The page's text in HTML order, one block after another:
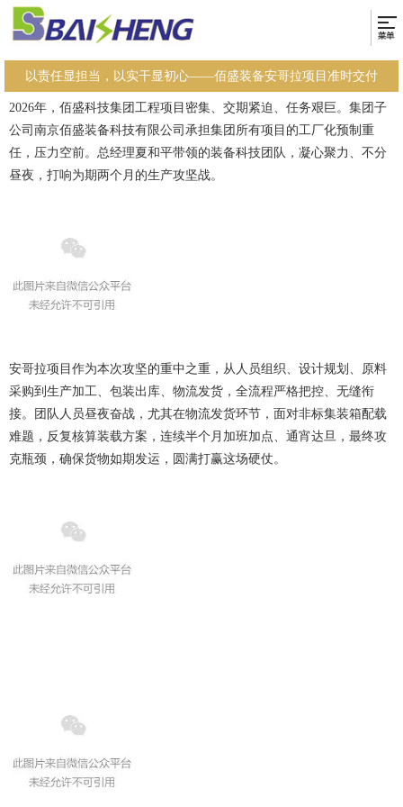
以责任显担当，以实干显初心——佰盛装备安哥拉项目准时交付
2026年，佰盛科技集团工程项目密集、交期紧迫、任务艰巨。集团子
公司南京佰盛装备科技有限公司承担集团所有项目的工厂化预制重
任，压力空前。总经理夏和平带领的装备科技团队，凝心聚力、不分
昼夜，打响为期两个月的生产攻坚战。
安哥拉项目作为本次攻坚的重中之重，从人员组织、设计规划、原料
采购到生产加工、包装出库、物流发货，全流程严格把控、无缝衔
接。团队人员昼夜奋战，尤其在物流发货环节，面对非标集装箱配载
难题，反复核算装载方案，连续半个月加班加点、通宵达旦，最终攻
克瓶颈，确保货物如期发运，圆满打赢这场硬仗。